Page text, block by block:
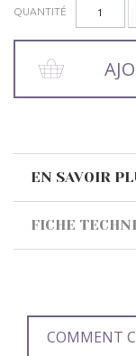
QUANTITÉ
EN SAVOIR
FICHE
COMMENT